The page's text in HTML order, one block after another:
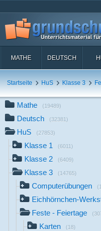
MATHE DEUTSCH
Startseite HuS Klasse 3
Mathe (19489)
Deutsch (32381)
HuS (27853)
Klasse 1 (6011)
Klasse 2 (6409)
Klasse 3 (14765)
Computerübungen
Eichhörnchen-
Feste - Feiertage
Karten (18)